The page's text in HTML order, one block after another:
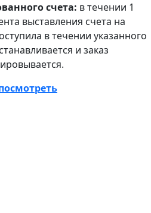
счета: в течении 1
выставления счета на
в течении указанного
и заказ